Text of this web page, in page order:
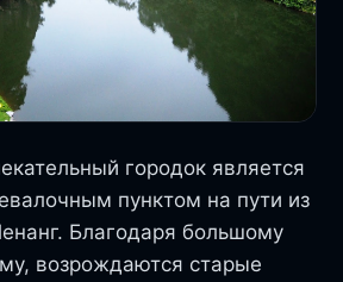
городок является
пунктом на пути из
Благодаря большому
возрождаются старые